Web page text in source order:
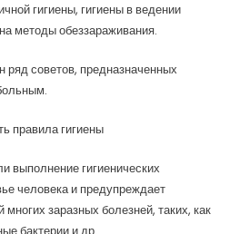
гигиены, гигиены в ведении
методы обеззараживания.
советов, предназначенных
правила гигиены
выполнение гигиенических
человека и предупреждает
заразных болезней, таких, как